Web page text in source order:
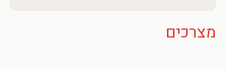
מצרכים